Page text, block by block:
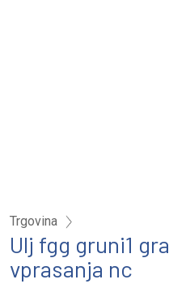
Trgovina
Ulj fgg gruni1
vprasanja nc